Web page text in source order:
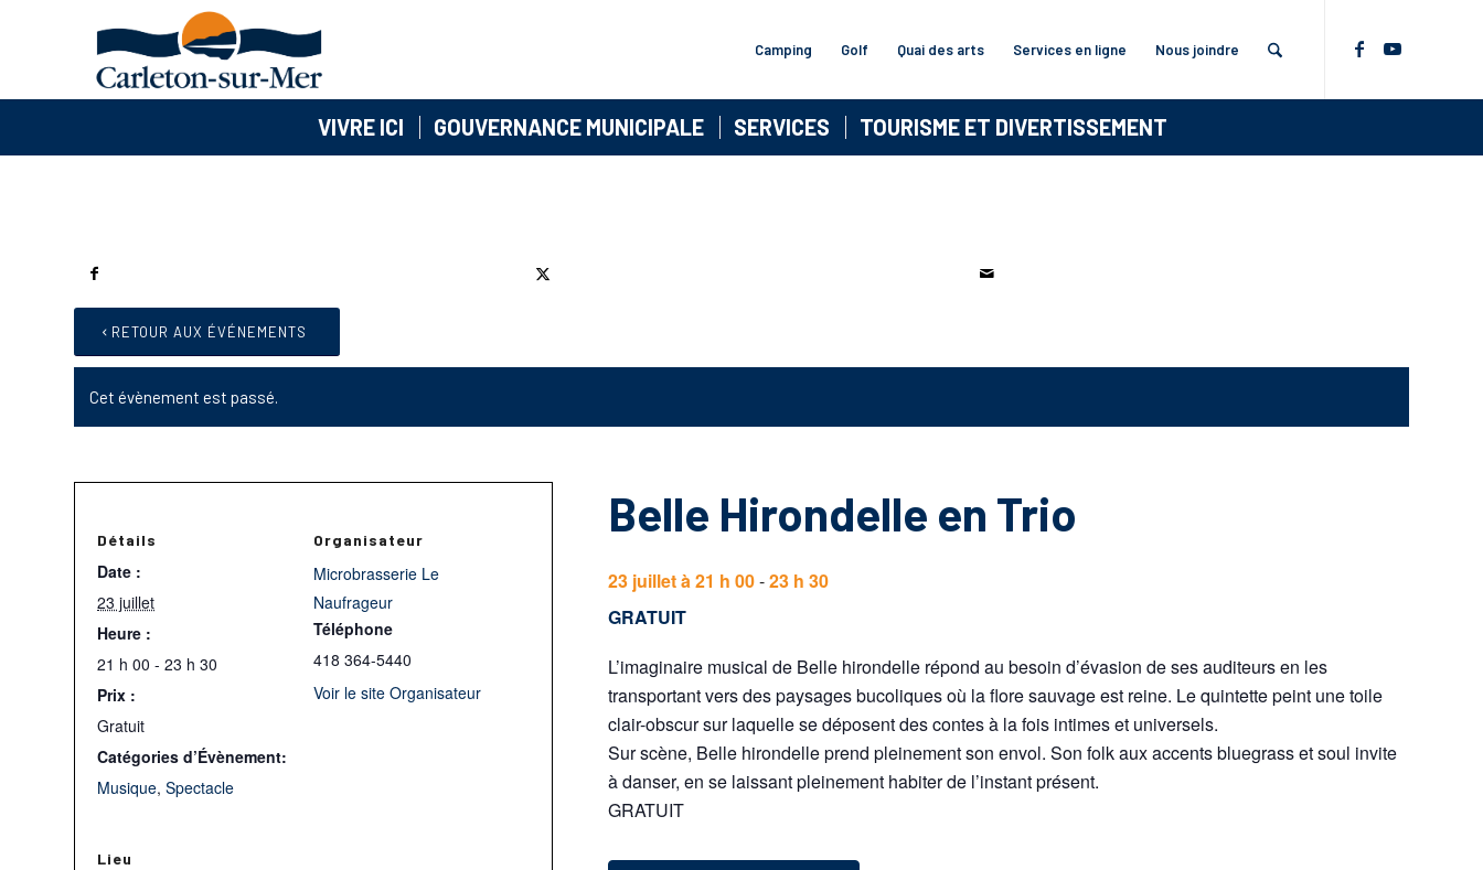
Camping Golf Quai des arts Services en ligne Nous joindre
VIVRE ICI GOUVERNANCE MUNICIPALE SERVICES TOURISME ET DIVERTISSEMENT
RETOUR AUX ÉVÉNEMENTS
Cet évènement est passé.
Belle Hirondelle en Trio
23 juillet à 21 h 00-23 h 30
GRATUIT
L’imaginaire musical de Belle hirondelle répond au besoin d’évasion de ses auditeurs en les
transportant vers des paysages bucoliques où la flore sauvage est reine. Le quintette peint une toile
clair-obscur sur laquelle se déposent des contes à la fois intimes et universels.
Sur scène, Belle hirondelle prend pleinement son envol. Son folk aux accents bluegrass et soul invite
à danser, en se laissant pleinement habiter de l’instant présent.
GRATUIT
Détails
Date :
23 juillet
Heure :
21 h 00 - 23 h 30
Prix :
Gratuit
Catégories d’Évènement:
Musique, Spectacle
Organisateur
Microbrasserie Le
Naufrageur
Téléphone
418 364-5440
Voir le site Organisateur
Lieu